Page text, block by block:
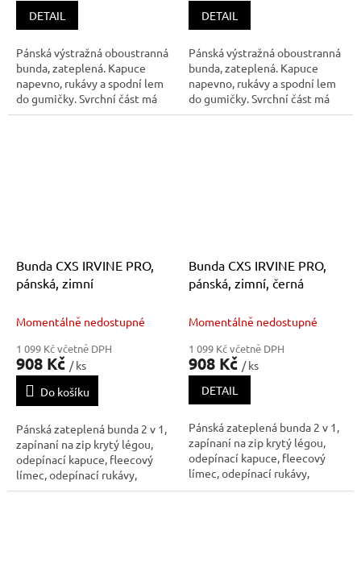
DETAIL
Pánská výstražná oboustranná
bunda, zateplená. Kapuce
napevno, rukávy a spodní lem
do gumičky. Svrchní část má
náprsní kapsy na zip, boční
DETAIL
Pánská výstražná oboustranná
bunda, zateplená. Kapuce
napevno, rukávy a spodní lem
do gumičky. Svrchní část má
náprsní kapsy na zip, boční
Bunda CXS IRVINE PRO,
pánská, zimní
Momentálně nedostupné
1 099 Kč včetně DPH
908 Kč / ks
Do košíku
Pánská zateplená bunda 2 v 1,
zapínaní na zip krytý légou,
odepínací kapuce, fleecový
límec, odepínací rukávy,
regulovatelné manžety na
Bunda CXS IRVINE PRO,
pánská, zimní, černá
Momentálně nedostupné
1 099 Kč včetně DPH
908 Kč / ks
DETAIL
Pánská zateplená bunda 2 v 1,
zapínaní na zip krytý légou,
odepínací kapuce, fleecový
límec, odepínací rukávy,
regulovatelné manžety na